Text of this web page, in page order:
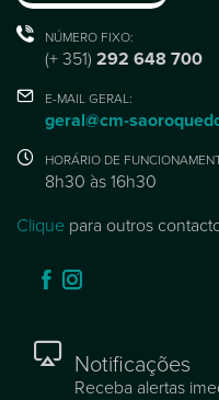
NÚMERO FIXO:
(+ 351) 292 648 700
E-MAIL GERAL:
geral@cm-
HORÁRIO DE
8h30 às 16h30
Clique para outros
Notificações
Receba alertas